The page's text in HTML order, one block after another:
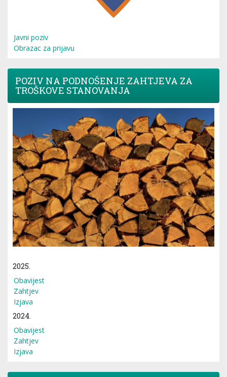
Javni poziv
Obrazac za prijavu
POZIV NA PODNOŠENJE ZAHTJEVA ZA
TROŠKOVE STANOVANJA
2025.
Obavijest
Zahtjev
Izjava
2024.
Obavijest
Zahtjev
Izjava